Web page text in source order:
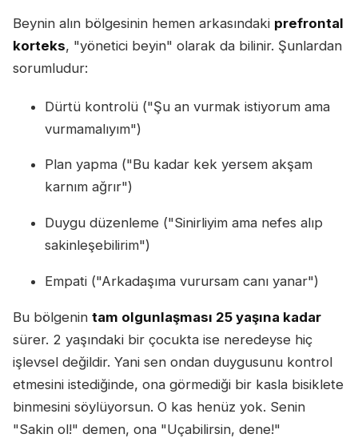
Beynin alın bölgesinin hemen arkasındaki prefrontal
korteks, "yönetici beyin" olarak da bilinir. Şunlardan
sorumludur:
Dürtü kontrolü ("Şu an vurmak istiyorum ama
vurmamalıyım")
Plan yapma ("Bu kadar kek yersem akşam
karnım ağrır")
Duygu düzenleme ("Sinirliyim ama nefes alıp
sakinleşebilirim")
Empati ("Arkadaşıma vurursam canı yanar")
Bu bölgenin tam olgunlaşması 25 yaşına kadar
sürer. 2 yaşındaki bir çocukta ise neredeyse hiç
işlevsel değildir. Yani sen ondan duygusunu kontrol
etmesini istediğinde, ona görmediği bir kasla bisiklete
binmesini söylüyorsun. O kas henüz yok. Senin
"Sakin ol!" demen, ona "Uçabilirsin, dene!"